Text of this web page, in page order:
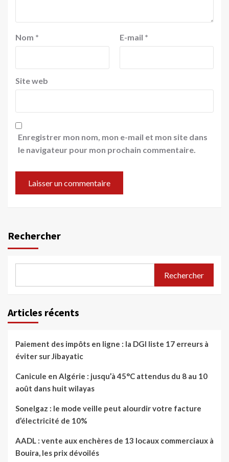
Nom * E-mail *
Site web
Enregistrer mon nom, mon e-mail et mon site dans
le navigateur pour mon prochain commentaire.
Rechercher
Rechercher
Articles récents
Paiement des impôts en ligne : la DGI liste 17 erreurs à
éviter sur Jibayatic
Canicule en Algérie : jusqu’à 45°C attendus du 8 au 10
août dans huit wilayas
Sonelgaz : le mode veille peut alourdir votre facture
d’électricité de 10%
AADL : vente aux enchères de 13 locaux commerciaux à
Bouira, les prix dévoilés